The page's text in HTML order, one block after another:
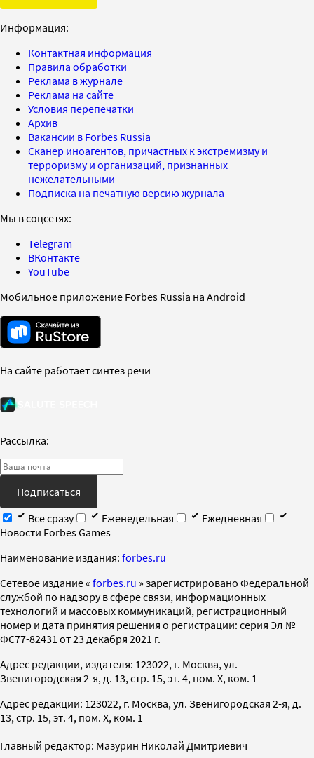
Информация:
Контактная информация
Правила обработки
Реклама в журнале
Реклама на сайте
Условия перепечатки
Архив
Вакансии в Forbes Russia
Сканер иноагентов, причастных к экстремизму и
терроризму и организаций, признанных
нежелательными
Подписка на печатную версию журнала
Мы в соцсетях:
Telegram
ВКонтакте
YouTube
Мобильное приложение Forbes Russia на Android
На сайте работает синтез речи
Рассылка:
Подписаться
Все сразу
Еженедельная
Ежедневная
Новости Forbes Games
Наименование издания: forbes.ru
Cетевое издание « forbes.ru » зарегистрировано Федеральной
службой по надзору в сфере связи, информационных
технологий и массовых коммуникаций, регистрационный
номер и дата принятия решения о регистрации: серия Эл №
ФС77-82431 от 23 декабря 2021 г.
Адрес редакции, издателя: 123022, г. Москва, ул.
Звенигородская 2-я, д. 13, стр. 15, эт. 4, пом. X, ком. 1
Адрес редакции: 123022, г. Москва, ул. Звенигородская 2-я, д.
13, стр. 15, эт. 4, пом. X, ком. 1
Главный редактор: Мазурин Николай Дмитриевич